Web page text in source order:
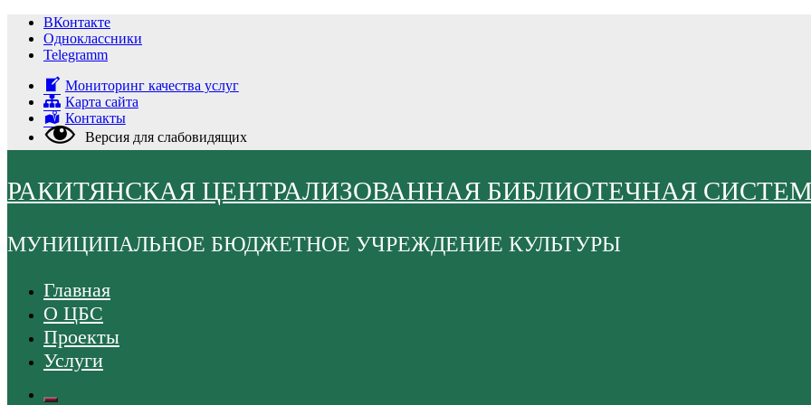
Перейти
содержимому
ВКонтакте
Одноклассники
Telegramm
Мониторинг качества услуг
Карта сайта
Контакты
Версия для слабовидящих
РАКИТЯНСКАЯ ЦЕНТРАЛИЗОВАННАЯ БИБЛИОТЕЧНАЯ
МУНИЦИПАЛЬНОЕ БЮДЖЕТНОЕ УЧРЕЖДЕНИЕ КУЛЬТУРЫ
Главная
О ЦБС
Проекты
Услуги